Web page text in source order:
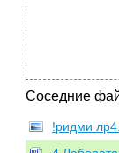
Соседние
!ридми